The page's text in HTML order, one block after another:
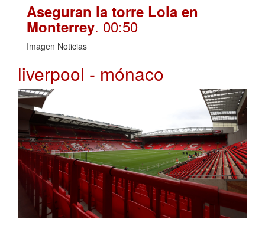
Aseguran la torre Lola en
Monterrey. 00:50
Imagen Noticias
liverpool - mónaco